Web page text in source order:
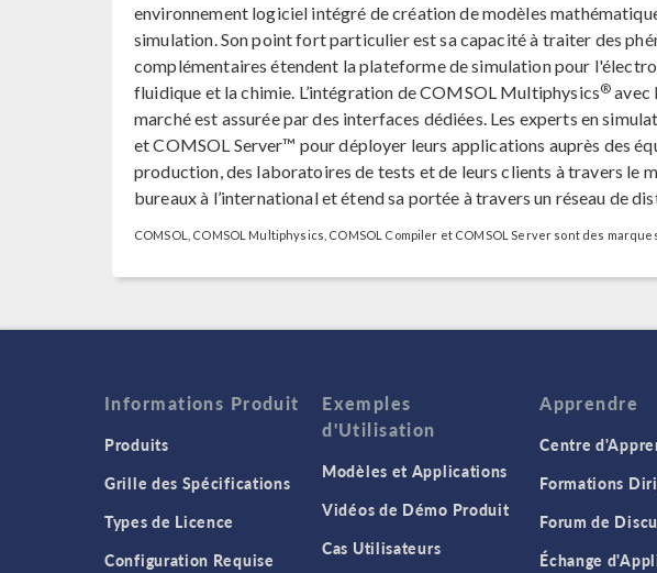
environnement logiciel intégré de création de modèles
simulation. Son point fort particulier est sa capacité à traiter des
complémentaires étendent la plateforme de simulation pour
fluidique et la chimie. L’intégration de COMSOL Multiphysics® avec
marché est assurée par des interfaces dédiées. Les experts en
et COMSOL Server™ pour déployer leurs applications auprès des
production, des laboratoires de tests et de leurs clients à travers le
bureaux à l’international et étend sa portée à travers un réseau de
COMSOL, COMSOL Multiphysics, COMSOL Compiler et COMSOL Server sont des
Informations Produit
Produits
Grille des Spécifications
Types de Licence
Configuration Requise
Exemples
d'Utilisation
Modèles et Applications
Vidéos de Démo Produit
Cas Utilisateurs
Apprendre
Centre
Formations
Forum de
Échange